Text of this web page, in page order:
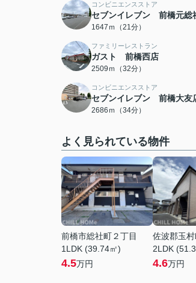
コンビニエンスストア
セブンイレブン 前橋元総
1647ｍ（21分）
ファミリーレストラン
ガスト 前橋西店
2509ｍ（32分）
コンビニエンスストア
セブンイレブン 前橋大友
2686ｍ（34分）
よく見られている物件
前橋市総社町２丁目
1LDK (39.74㎡)
4.5万円
佐波郡玉
2LDK
4.6万円